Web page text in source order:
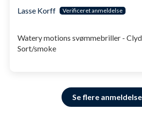
Lasse Korff
Watery motions svømmebriller -
Sort/smoke
Se flere